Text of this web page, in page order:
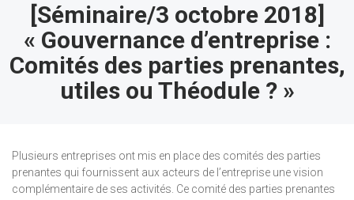
[Séminaire/3 octobre 2018]
« Gouvernance d’entreprise :
Comités des parties prenantes,
utiles ou Théodule ? »
Plusieurs entreprises ont mis en place des comités des parties
prenantes qui fournissent aux acteurs de l’entreprise une vision
complémentaire de ses activités. Ce comité des parties prenantes